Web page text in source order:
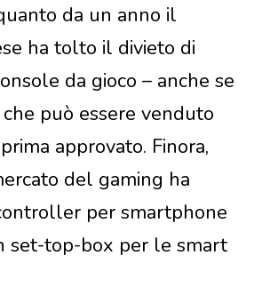
da un anno il
ha tolto il divieto di
da gioco – anche se
può essere venduto
approvato. Finora,
del gaming ha
per smartphone
set-top-box per le smart